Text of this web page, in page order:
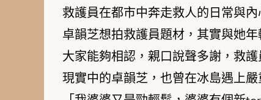
救護員在都市中奔走救人的日常與內
卓韻芝想拍救護員題材，其實與她
大家能夠相認，親口說聲多謝，救
現實中的卓韻芝，也曾在冰島遇上